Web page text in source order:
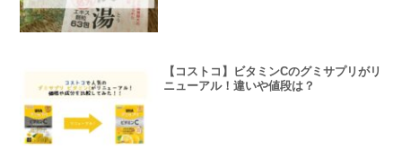
【コストコ】ビタミンCのグミサプリがリ
ニューアル！違いや値段は？